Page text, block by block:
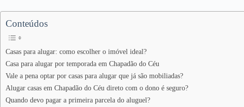
Conteúdos
Casas para alugar: como escolher o imóvel ideal?
Casa para alugar por temporada em Chapadão do Céu
Vale a pena optar por casas para alugar que já são mobiliadas?
Alugar casas em Chapadão do Céu direto com o dono é seguro?
Quando devo pagar a primeira parcela do aluguel?